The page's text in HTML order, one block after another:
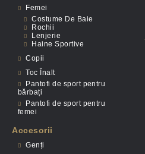
Femei
Costume De Baie
Rochii
Lenjerie
Haine Sportive
Copii
Toc Înalt
Pantofi de sport pentru
bărbați
Pantofi de sport pentru
femei
Accesorii
Genți